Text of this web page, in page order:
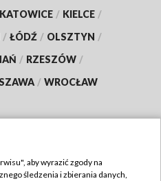
KATOWICE / KIELCE /
/ ŁÓDŹ / OLSZTYN /
/ RZESZÓW /
/ WROCŁAW
TVP
aby wyrazić zgody na
śledzenia i zbierania danych,